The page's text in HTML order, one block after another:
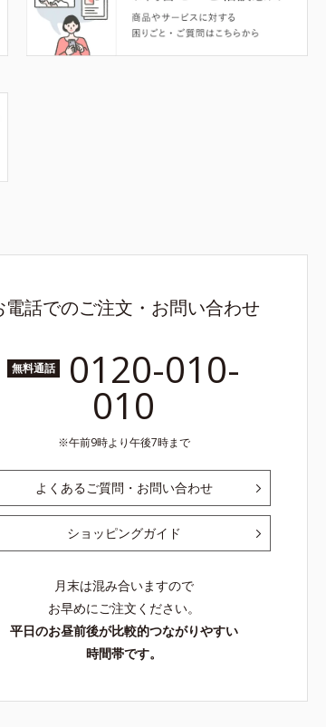
電話でのご注文・お問い合わせ
無料通話 0120-010-
010
午前9時より午後7時まで
よくあるご質問・お問い合わせ
ショッピングガイド
月末は混み合いますので
お早めにご注文ください。
平日のお昼前後が比較的つながりやすい
時間帯です。